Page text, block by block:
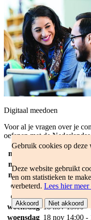
Gebruik cookies op deze
Deze website gebruikt
en om statistieken te
verbeterd. Lees hier
Akkoord Niet akkoord
Digitaal meedoen
Voor al je vragen over je
oefenen met de
maandag
maandag
16 nov 13:00 -
maandag 16 nov 14:00 -
dinsdag
17 nov 13:00 -
dinsdag
woensdag 18 nov 13:00 -
woensdag 18 nov 14:00 -